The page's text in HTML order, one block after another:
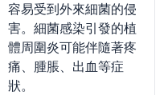
容易受到外來細菌的侵
害。細菌感染引發的植
體周圍炎可能伴隨著疼
痛、腫脹、出血等症
狀。